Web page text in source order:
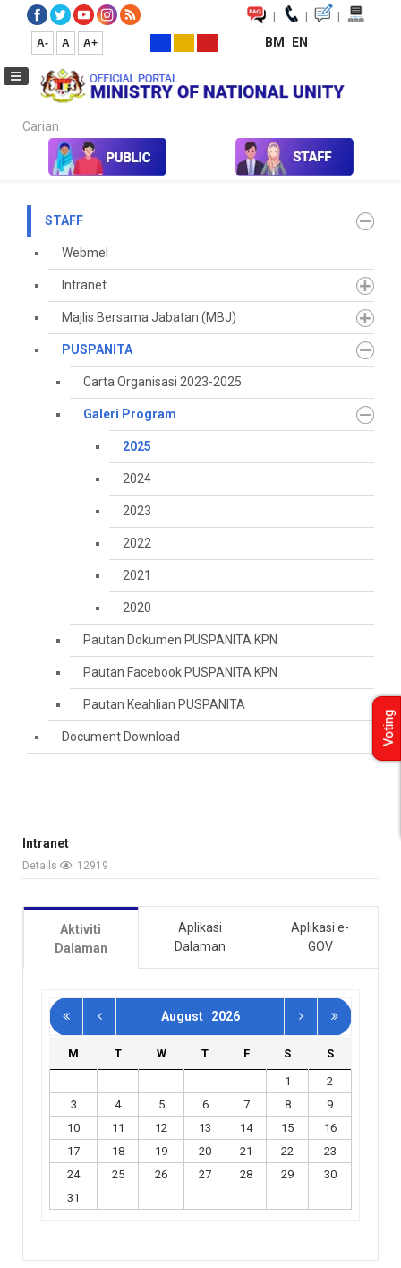
| | |
A- A A+ BM EN
Carian...
Staff PUSPANITA Galeri Program 2025 Warga
STAFF
Webmel
Intranet
Majlis Bersama Jabatan (MBJ)
PUSPANITA
Carta Organisasi 2023-2025
Galeri Program
2025
2024
2023
2022
2021
2020
Pautan Dokumen PUSPANITA KPN
Pautan Facebook PUSPANITA KPN
Pautan Keahlian PUSPANITA
Document Download
Intranet
Details 12919
Aktiviti
Dalaman
Aplikasi
Dalaman
Aplikasi e-
GOV
August 2026
M T W T F S S
1
2
3
4 5 6 7 8
9
10
11 12 13 14 15
16
17
18 19 20 21 22
23
24
25 26 27 28 29
30
31
Voting